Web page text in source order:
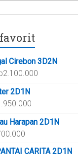
Cirebon 3D2N
2.100.000
Rp2.100.000
2D1N
Rp950.000
Rp1.950.000
Harapan 2D1N
harga:
CARITA 2D1N